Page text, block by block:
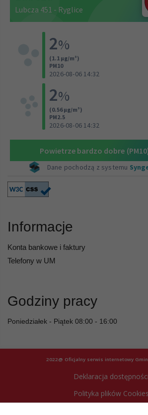
Informacje
Konta bankowe i faktury
Telefony w UM
Godziny pracy
Poniedziałek - Piątek 08:00 - 16:00
2022@ Oficjalny serwis internetowy
Deklaracja dostępności
Polityka plików Cookies